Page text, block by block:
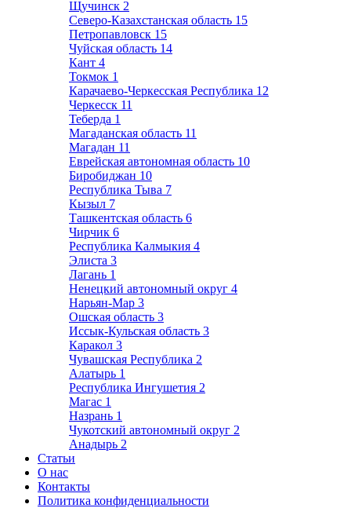
Щучинск 2
Северо-Казахстанская область 15
Петропавловск 15
Чуйская область 14
Кант 4
Токмок 1
Карачаево-Черкесская Республика 12
Черкесск 11
Теберда 1
Магаданская область 11
Магадан 11
Еврейская автономная область 10
Биробиджан 10
Республика Тыва 7
Кызыл 7
Ташкентская область 6
Чирчик 6
Республика Калмыкия 4
Элиста 3
Лагань 1
Ненецкий автономный округ 4
Нарьян-Мар 3
Ошская область 3
Иссык-Кульская область 3
Каракол 3
Чувашская Республика 2
Алатырь 1
Республика Ингушетия 2
Магас 1
Назрань 1
Чукотский автономный округ 2
Анадырь 2
Статьи
О нас
Контакты
Политика конфиденциальности